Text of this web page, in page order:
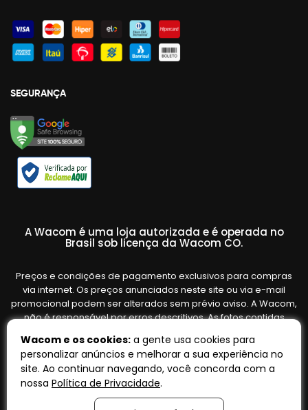
SEGURANÇA
A Wacom é uma loja autorizada e é operada no
Brasil sob licença da Wacom CO.
Preços e condições de pagamento exclusivos para compras
via internet. Os preços anunciados neste site ou via e-mail
promocional podem ser alterados sem prévio aviso. A Wacom,
não é responsável por erros descritivos. As fotos contidas
variar de acordo com o fornecedor/lote do fabricante. Ofertas
válidas até o término de nossos estoques. Vendas sujeitas à
análise e confirmação de dados.
Wacom e os cookies: a gente usa cookies para
personalizar anúncios e melhorar a sua experiência no
site. Ao continuar navegando, você concorda com a
nossa Política de Privacidade.